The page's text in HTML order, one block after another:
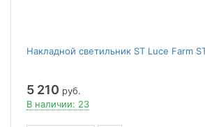
Накладной светильник ST Luce Farm
5 210 руб.
В наличии: 23